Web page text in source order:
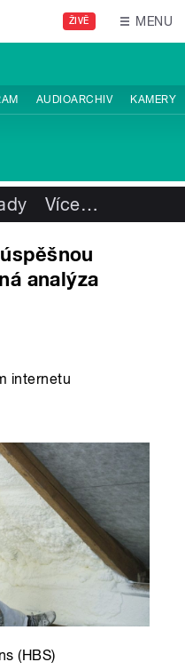
ŽIVĚ MENU
AUDIOARCHIV KAMERY
Více…
analýza
internetu
(HBS)